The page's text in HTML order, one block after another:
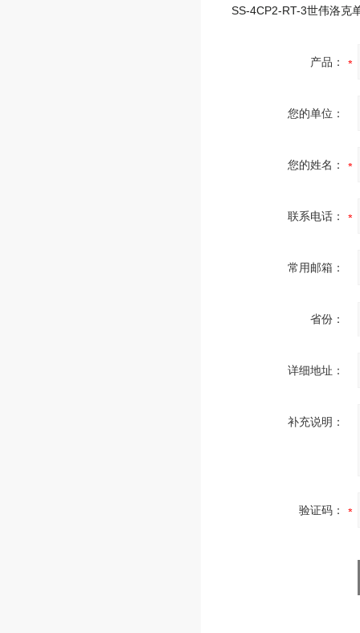
SS-4CP2-RT-3世伟洛克
产品：
您的单位：
您的姓名：
联系电话：
常用邮箱：
省份：
详细地址：
补充说明：
验证码：